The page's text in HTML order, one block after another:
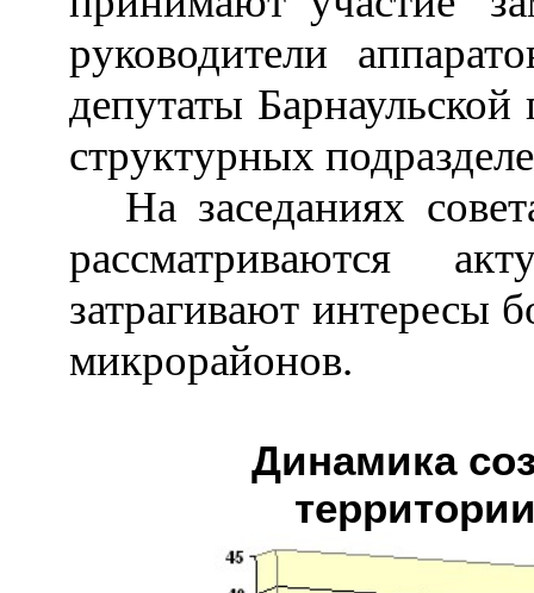
руководители
депутаты
структурных
На заседаниях
рассматриваются
затрагивают интересы
микрорайонов.
Динамика